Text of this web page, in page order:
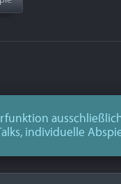
individuelle